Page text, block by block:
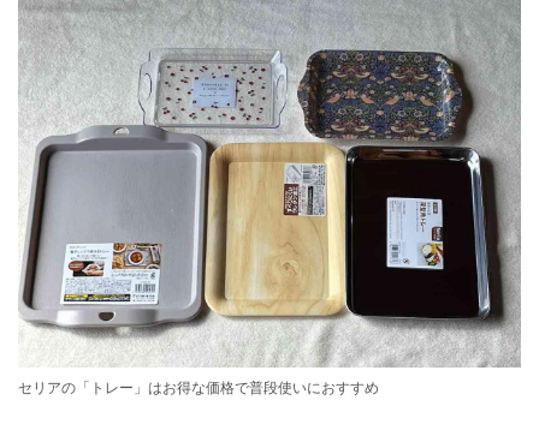
セリアの「トレー」はお得な価格で普段使いにおすすめ